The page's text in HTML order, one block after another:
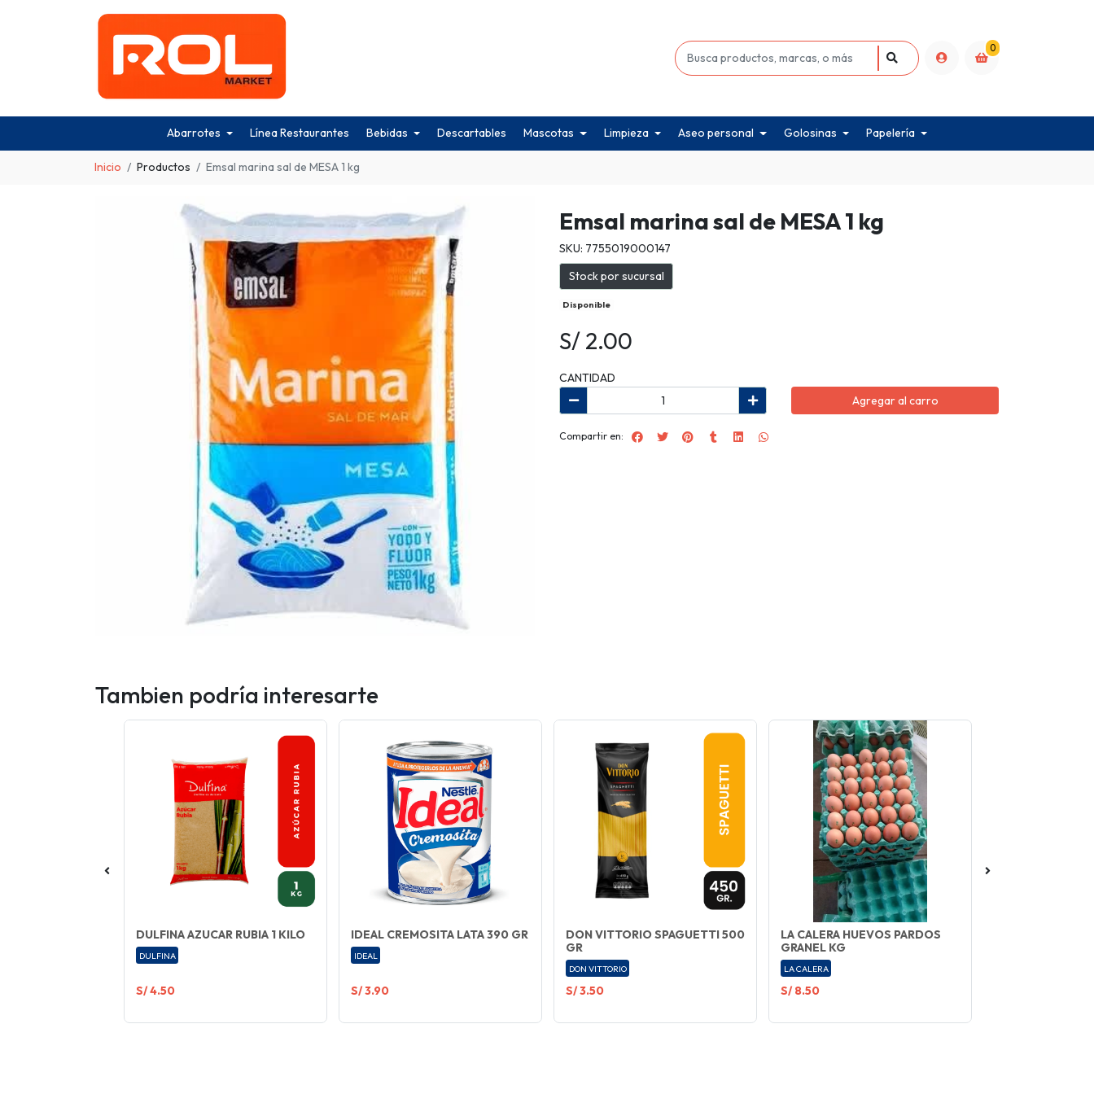
0
Abarrotes Línea Restaurantes Bebidas Descartables Mascotas Limpieza Aseo personal Golosinas Papelería
Inicio Productos Emsal marina sal de MESA 1 kg
Emsal marina sal de MESA 1 kg
SKU: 7755019000147
Stock por sucursal
Disponible
S/ 2.00
CANTIDAD
Agregar al carro
Compartir en:
Tambien podría interesarte
DULFINA AZUCAR RUBIA 1 KILO
DULFINA
S/ 4.50
IDEAL CREMOSITA LATA 390 GR
IDEAL
S/ 3.90
DON VITTORIO SPAGUETTI 500
GR
DON VITTORIO
S/ 3.50
LA CALERA HUEVOS PARDOS
GRANEL KG
LA CALERA
S/ 8.50